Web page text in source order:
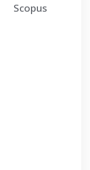
Scopus